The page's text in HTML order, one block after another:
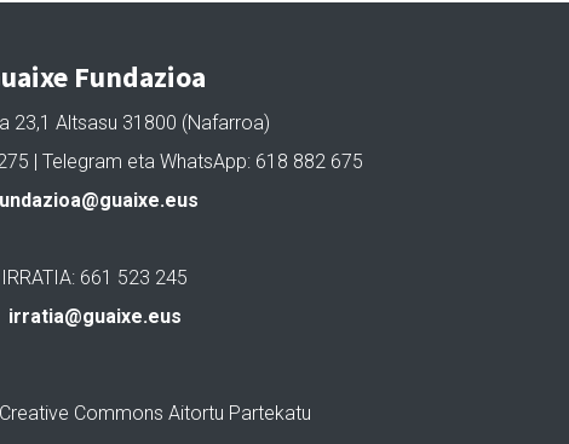
Fundazioa
23,1 Altsasu 31800 (Nafarroa)
| Telegram eta WhatsApp: 618 882 675
IRRATIA: 661 523 245
irratia@guaixe.eus
Commons Aitortu Partekatu